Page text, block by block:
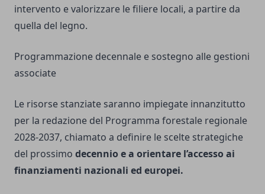
intervento e valorizzare le filiere locali, a partire da
quella del legno.
Programmazione decennale e sostegno alle gestioni
associate
Le risorse stanziate saranno impiegate innanzitutto
per la redazione del Programma forestale regionale
2028-2037, chiamato a definire le scelte strategiche
del prossimo decennio e a orientare l’accesso ai
finanziamenti nazionali ed europei.